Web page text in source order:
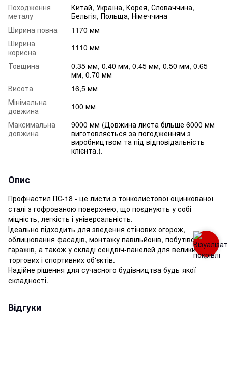
Походження
металу
Китай, Україна, Корея, Словаччина,
Бельгія, Польща, Німеччина
Ширина повна
1170 мм
Ширина
корисна
1110 мм
Товщина
0.35 мм, 0.40 мм, 0.45 мм, 0.50 мм, 0.65
мм, 0.70 мм
Висота
16,5 мм
Мінімальна
довжина
100 мм
Максимальна
довжина
9000 мм (Довжина листа більше 6000 мм
виготовляється за погодженням з
виробництвом та під відповідальність
клієнта.).
Опис
Профнастил ПС-18 - це листи з тонколистової оцинкованої
сталі з гофрованою поверхнею, що поєднують у собі
міцність, легкість і універсальність.
Ідеально підходить для зведення стінових огорож,
облицювання фасадів, монтажу павільйонів, побутівок,
гаражів, а також у складі сендвіч-панелей для великих
торгових і спортивних об'єктів.
Надійне рішення для сучасного будівництва будь-якої
складності.
Відгуки